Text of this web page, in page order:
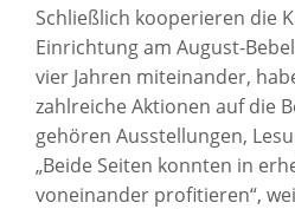
Schließlich kooperieren die
Einrichtung am August-
vier Jahren miteinander,
zahlreiche Aktionen auf die
gehören Ausstellungen,
„Beide Seiten konnten in
voneinander profitieren“,